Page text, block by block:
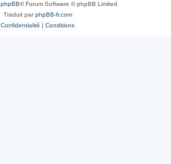
phpBB® Forum Software © phpBB Limited
Traduit parphpBB-fr.com
Confidentialité | Conditions